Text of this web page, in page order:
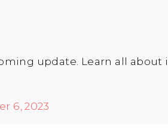
update. Learn all
6, 2023